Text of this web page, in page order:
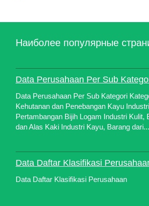
Наиболее популярные
Data Perusahaan Per Sub
Data Perusahaan Per Sub Kategori
Kehutanan dan Penebangan Kayu
Pertambangan Bijih Logam Industri Kulit,
dan Alas Kaki Industri Kayu, Barang dari...
Data Daftar Klasifikasi
Data Daftar Klasifikasi Perusahaan